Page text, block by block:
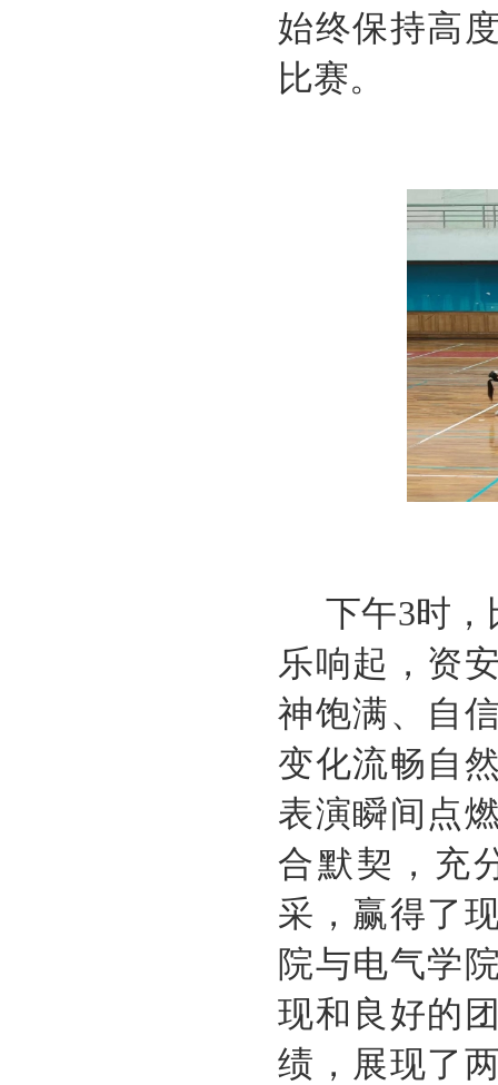
始终保持高
比赛。
下午3时
乐响起，资
神饱满、自
变化流畅自
表演瞬间点
合默契，充
采，赢得了
院与电气学
现和良好的
绩，展现了